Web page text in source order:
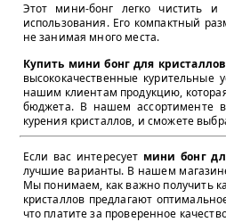
Этот мини-бонг легко чистить и
использования. Его компактный
не занимая много места.
Купить мини бонг для
высококачественные
нашим клиентам продукцию,
бюджета. В нашем ассортименте
курения кристаллов, и сможете
Если вас интересует мини бонг
лучшие варианты. В нашем
Мы понимаем, как важно получить
кристаллов предлагают
что платите за проверенное